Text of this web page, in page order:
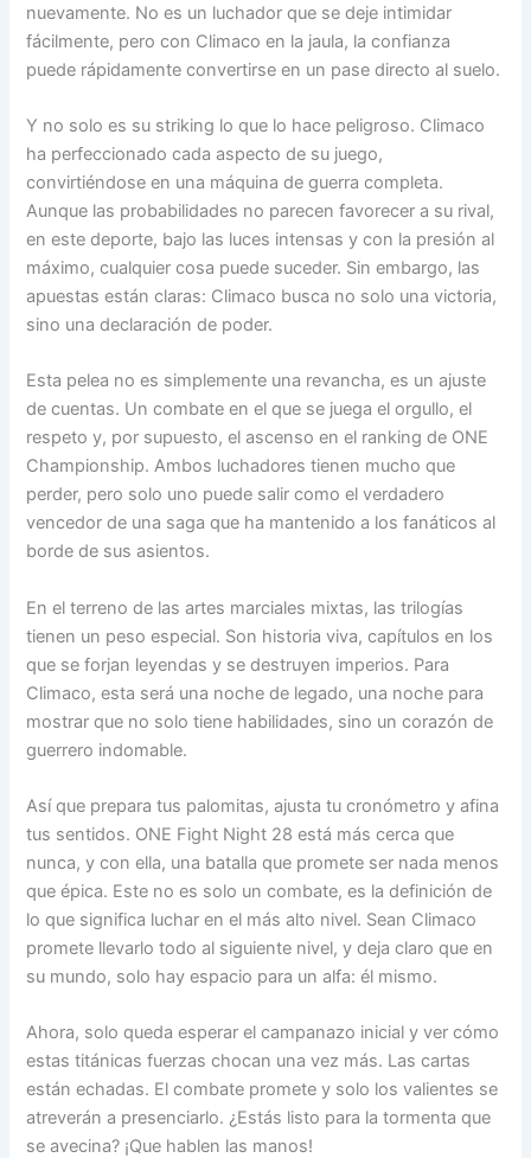
nuevamente. No es un luchador que se deje intimidar
fácilmente, pero con Climaco en la jaula, la confianza
puede rápidamente convertirse en un pase directo al suelo.
Y no solo es su striking lo que lo hace peligroso. Climaco
ha perfeccionado cada aspecto de su juego,
convirtiéndose en una máquina de guerra completa.
Aunque las probabilidades no parecen favorecer a su rival,
en este deporte, bajo las luces intensas y con la presión al
máximo, cualquier cosa puede suceder. Sin embargo, las
apuestas están claras: Climaco busca no solo una victoria,
sino una declaración de poder.
Esta pelea no es simplemente una revancha, es un ajuste
de cuentas. Un combate en el que se juega el orgullo, el
respeto y, por supuesto, el ascenso en el ranking de ONE
Championship. Ambos luchadores tienen mucho que
perder, pero solo uno puede salir como el verdadero
vencedor de una saga que ha mantenido a los fanáticos al
borde de sus asientos.
En el terreno de las artes marciales mixtas, las trilogías
tienen un peso especial. Son historia viva, capítulos en los
que se forjan leyendas y se destruyen imperios. Para
Climaco, esta será una noche de legado, una noche para
mostrar que no solo tiene habilidades, sino un corazón de
guerrero indomable.
Así que prepara tus palomitas, ajusta tu cronómetro y afina
tus sentidos. ONE Fight Night 28 está más cerca que
nunca, y con ella, una batalla que promete ser nada menos
que épica. Este no es solo un combate, es la definición de
lo que significa luchar en el más alto nivel. Sean Climaco
promete llevarlo todo al siguiente nivel, y deja claro que en
su mundo, solo hay espacio para un alfa: él mismo.
Ahora, solo queda esperar el campanazo inicial y ver cómo
estas titánicas fuerzas chocan una vez más. Las cartas
están echadas. El combate promete y solo los valientes se
atreverán a presenciarlo. ¿Estás listo para la tormenta que
se avecina? ¡Que hablen las manos!